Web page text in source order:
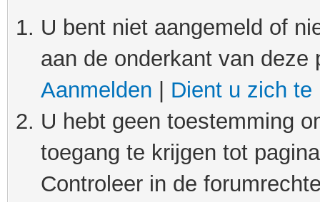
U bent niet aangemeld of
aan de onderkant van
Aanmelden
Dient u zich te
U hebt geen toestemming
toegang te krijgen tot
Controleer in de